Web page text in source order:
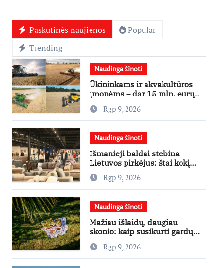
Paskutinės naujienos
Popular
Trending
Naudinga žinoti
Ūkininkams ir akvakultūros
įmonėms – dar 15 mln. eurų
lengvatinėms paskoloms
Rgp 9, 2026
Naudinga žinoti
Išmanieji baldai stebina
Lietuvos pirkėjus: štai kokį
išgraibsto pirmiausia
Rgp 9, 2026
Naudinga žinoti
Mažiau išlaidų, daugiau
skonio: kaip susikurti gardų
pikniką iš vos kelių produktų
Rgp 9, 2026